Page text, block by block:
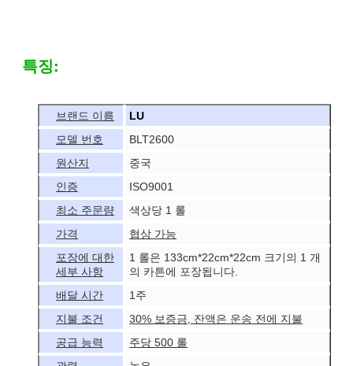
특징:
브랜드 이름
LU
모델 번호
BLT2600
원산지
중국
인증
ISO9001
최소 주문량
색상당 1 롤
가격
협상 가능
포장에 대한
세부 사항
1 롤은 133cm*22cm*22cm 크기의 1 개
의 카튼에 포장됩니다.
배달 시간
1주
지불 조건
30% 보증금, 잔액은 운송 전에 지불
공급 능력
주당 500 롤